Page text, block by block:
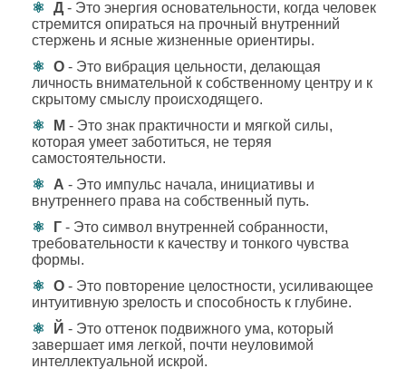
Д - Это энергия основательности, когда человек
стремится опираться на прочный внутренний
стержень и ясные жизненные ориентиры.
О - Это вибрация цельности, делающая
личность внимательной к собственному центру и к
скрытому смыслу происходящего.
М - Это знак практичности и мягкой силы,
которая умеет заботиться, не теряя
самостоятельности.
А - Это импульс начала, инициативы и
внутреннего права на собственный путь.
Г - Это символ внутренней собранности,
требовательности к качеству и тонкого чувства
формы.
О - Это повторение целостности, усиливающее
интуитивную зрелость и способность к глубине.
Й - Это оттенок подвижного ума, который
завершает имя легкой, почти неуловимой
интеллектуальной искрой.